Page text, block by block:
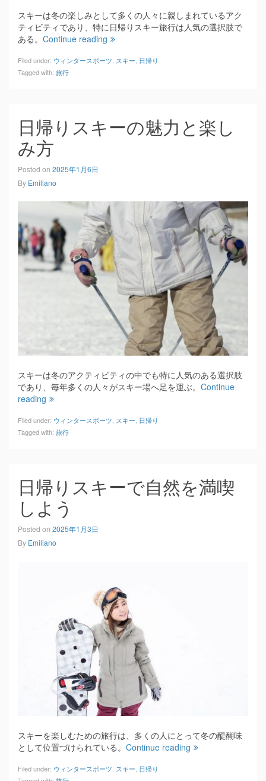
スキーは冬の楽しみとして多くの人々に親しまれているアク
ティビティであり、特に日帰りスキー旅行は人気の選択肢で
ある。 Continue reading
Filed under: ウィンタースポーツ スキー 日帰り
Tagged with: 旅行
日帰りスキーの魅力と楽し
み方
Posted on 2025年1月6日
By Emiliano
スキーは冬のアクティビティの中でも特に人気のある選択肢
であり、毎年多くの人々がスキー場へ足を運ぶ。 Continue
reading
Filed under: ウィンタースポーツ, スキー, 日帰り
Tagged with: 旅行
日帰りスキーで自然を満喫
しよう
Posted on 2025年1月3日
By Emiliano
スキーを楽しむための旅行は、多くの人にとって冬の醍醐味
として位置づけられている。 Continue reading
Filed under: ウィンタースポーツ スキー 日帰り